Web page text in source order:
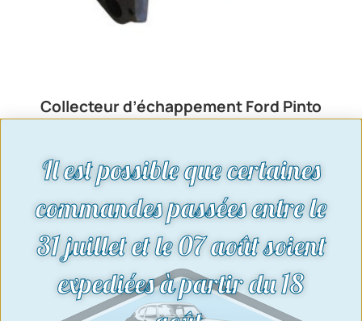
Collecteur d’échappement Ford Pinto
OHC 2 sorties | Ford Sierra – Granada
75,00€
Voir le produit
Il est possible que certaines
commandes passées entre le
31 juillet et le 07 août soient
expediées à partir du 18